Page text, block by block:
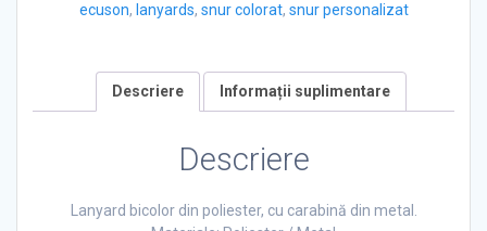
ecuson, lanyards, snur colorat, snur personalizat
Descriere Informații suplimentare
Descriere
Lanyard bicolor din poliester, cu carabină din metal.